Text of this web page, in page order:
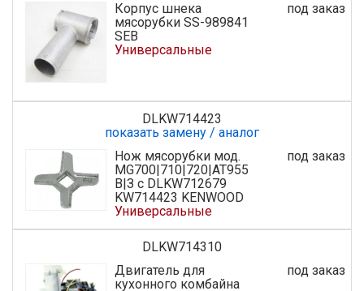
Корпус шнека
мясорубки SS-989841
SEB
Универсальные
под заказ
DLKW714423
показать замену / аналог
Нож мясорубки мод.
MG700|710|720|AT955
В|З с DLKW712679
KW714423 KENWOOD
Универсальные
под заказ
DLKW714310
Двигатель для
кухонного комбайна
под заказ